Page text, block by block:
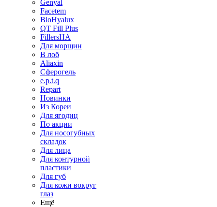
Genyal
Facetem
BioHyalux
QT Fill Plus
FillersHA
Для морщин
В лоб
Aliaxin
Сферогель
e.p.t.q
Repart
Новинки
Из Кореи
Для ягодиц
По акции
Для носогубных
складок
Для лица
Для контурной
пластики
Для губ
Для кожи вокруг
глаз
Ещё